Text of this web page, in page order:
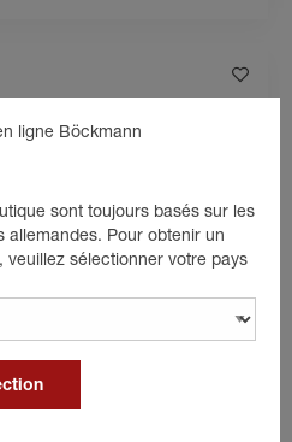
avec mousqueton et crochet
4,60 €
ligne Böckmann
sont toujours basés sur les
allemandes. Pour obtenir un
sélectionner votre pays